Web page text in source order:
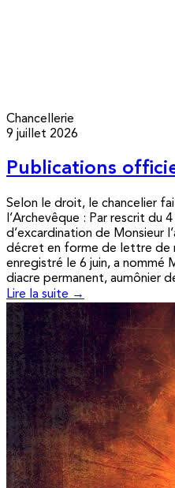
Chancellerie
9 juillet 2026
Publications
Selon le droit, le chancelier
l’Archevêque : Par rescrit du
d’excardination de Monsieur
décret en forme de lettre de
enregistré le 6 juin, a nommé
diacre permanent, aumônier
Lire la suite →